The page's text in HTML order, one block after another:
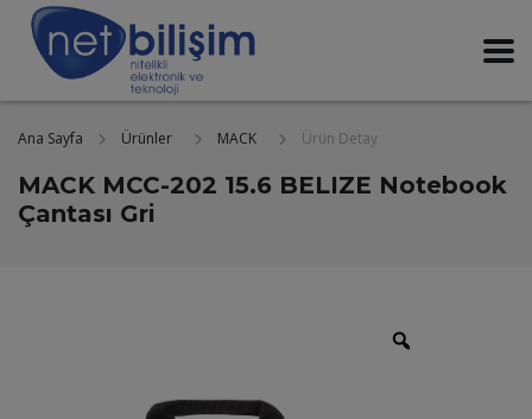
Ana Sayfa Ürünler MACK Ürün Detay
MACK MCC-202 15.6 BELIZE Notebook
Çantası Gri